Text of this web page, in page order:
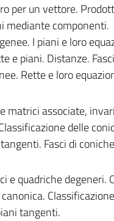
per un vettore.
mediante componenti.
I piani e loro
e piani. Distanze.
Rette e loro
matrici associate,
delle
Fasci di
e quadriche degeneri.
tangenti.